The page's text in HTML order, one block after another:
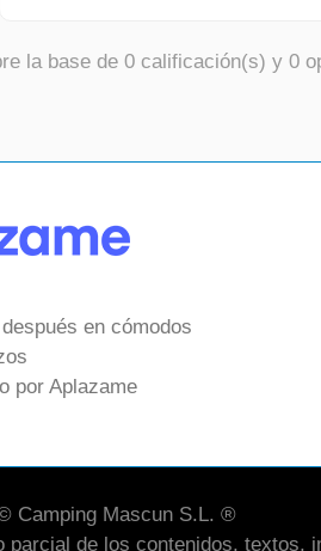
la base de 0 calificación(s) y 0
en cómodos
por Aplazame
Camping Mascun S.L. ®
de los contenidos,